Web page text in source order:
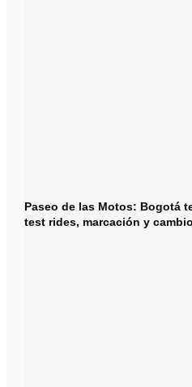
Paseo de las Motos: Bogotá
test rides, marcación y